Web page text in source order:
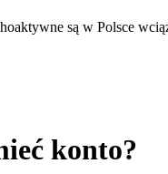
są w Polsce
konto?